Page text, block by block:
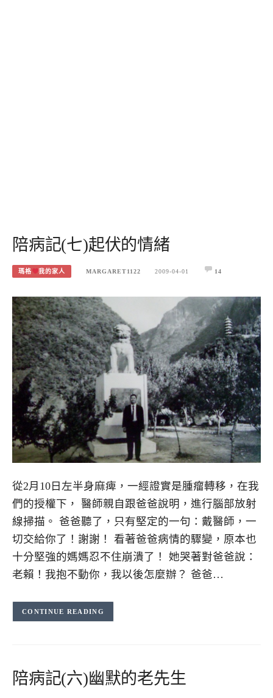
陪病記(七)起伏的情緒
瑪格 我的家人 MARGARET1122 2009-04-01 14
從2月10日左半身麻痺，一經證實是腫瘤轉移，在我
們的授權下， 醫師親自跟爸爸說明，進行腦部放射
線掃描。 爸爸聽了，只有堅定的一句：戴醫師，一
切交給你了！謝謝！ 看著爸爸病情的驟變，原本也
十分堅強的媽媽忍不住崩潰了！ 她哭著對爸爸說：
老賴！我抱不動你，我以後怎麼辦？ 爸爸…
CONTINUE READING
陪病記(六)幽默的老先生